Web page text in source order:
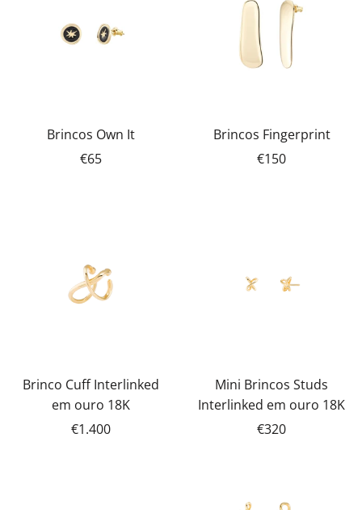
Brincos Own It
€65
Brincos Fingerprint
€150
Brinco Cuff Interlinked
em ouro 18K
€1.400
Mini Brincos Studs
Interlinked em ouro 18K
€320